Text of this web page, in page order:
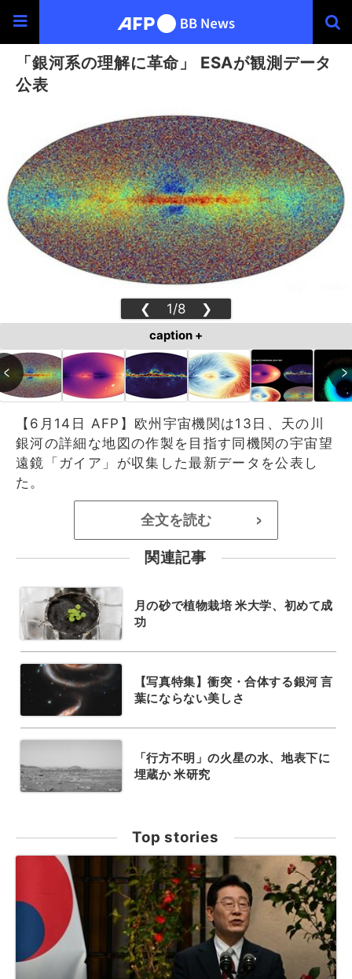
「銀河系の理解に革命」 ESAが観測データ
公表
❮ 1/8 ❯
caption +
【6月14日 AFP】欧州宇宙機関は13日、天の川
銀河の詳細な地図の作製を目指す同機関の宇宙望
遠鏡「ガイア」が収集した最新データを公表し
た。
全文を読む >
関連記事
月の砂で植物栽培 米大学、初めて成
功
【写真特集】衝突・合体する銀河 言
葉にならない美しさ
「行方不明」の火星の水、地表下に
埋蔵か 米研究
Top stories